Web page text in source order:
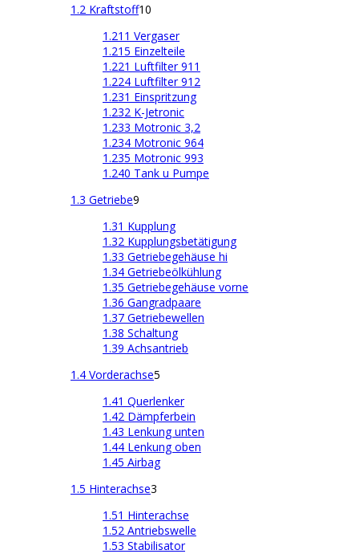
1.2 Kraftstoff10
1.211 Vergaser
1.215 Einzelteile
1.221 Luftfilter 911
1.224 Luftfilter 912
1.231 Einspritzung
1.232 K-Jetronic
1.233 Motronic 3,2
1.234 Motronic 964
1.235 Motronic 993
1.240 Tank u Pumpe
1.3 Getriebe9
1.31 Kupplung
1.32 Kupplungsbetätigung
1.33 Getriebegehäuse hi
1.34 Getriebeölkühlung
1.35 Getriebegehäuse vorne
1.36 Gangradpaare
1.37 Getriebewellen
1.38 Schaltung
1.39 Achsantrieb
1.4 Vorderachse5
1.41 Querlenker
1.42 Dämpferbein
1.43 Lenkung unten
1.44 Lenkung oben
1.45 Airbag
1.5 Hinterachse3
1.51 Hinterachse
1.52 Antriebswelle
1.53 Stabilisator